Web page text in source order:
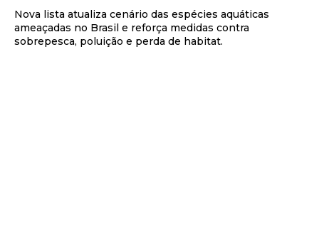
Nova lista atualiza cenário das espécies aquáticas
ameaçadas no Brasil e reforça medidas contra
sobrepesca, poluição e perda de habitat.